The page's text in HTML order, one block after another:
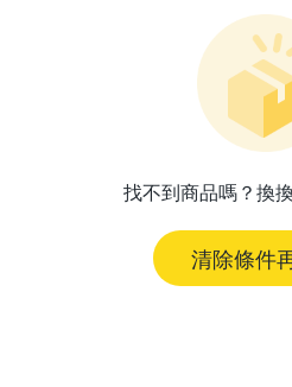
找不到商品嗎？換
清除條件